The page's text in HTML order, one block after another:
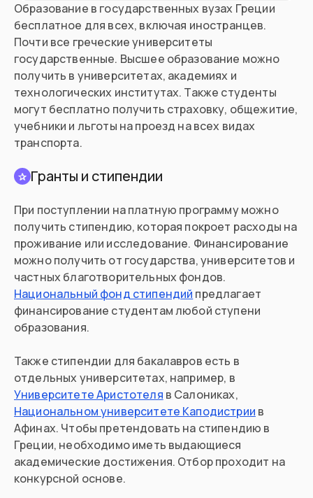
Образование в государственных вузах Греции
бесплатное для всех, включая иностранцев.
Почти все греческие университеты
государственные. Высшее образование можно
получить в университетах, академиях и
технологических институтах. Также студенты
могут бесплатно получить страховку, общежитие,
учебники и льготы на проезд на всех видах
транспорта.
✰ Гранты и стипендии
При поступлении на платную программу можно
получить стипендию, которая покроет расходы на
проживание или исследование. Финансирование
можно получить от государства, университетов и
частных благотворительных фондов.
Национальный фонд стипендий предлагает
финансирование студентам любой ступени
образования.
Также стипендии для бакалавров есть в
отдельных университетах, например, в
Университете Аристотеля в Салониках,
Национальном университете Каподистрии в
Афинах. Чтобы претендовать на стипендию в
Греции, необходимо иметь выдающиеся
академические достижения. Отбор проходит на
конкурсной основе.